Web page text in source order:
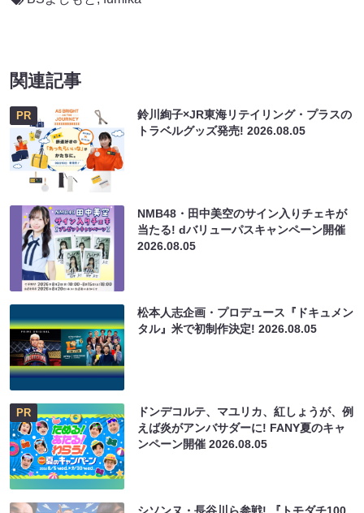
関連記事
PR
鈴川絢子×JR東海リテイリング・プラスの
トラベルグッズ発売!2026.08.05
NMB48・田中美空のサイン入りチェキが
当たる! dバリューパスキャンペーン開催
2026.08.05
松本人志企画・プロデュース『ドキュメン
タル』米で初制作決定!2026.08.05
PR
ドンデコルテ、マユリカ、紅しょうが、例
えば炎がアンバサダーに! FANY夏のキャ
ンペーン開催2026.08.05